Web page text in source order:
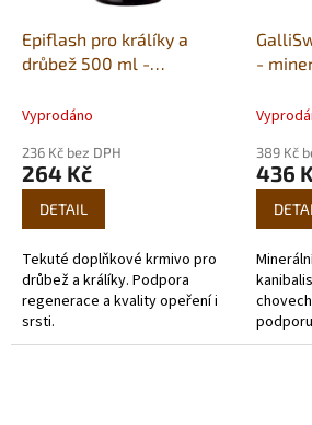
Epiflash pro králíky a
drůbež 500 ml -
Vyprodáno
236 Kč bez DPH
264 Kč
DETAIL
Tekuté doplňkové krmivo pro
drůbež a králíky. Podpora
regenerace a kvality opeření i
srsti.
-
389 Kč
436